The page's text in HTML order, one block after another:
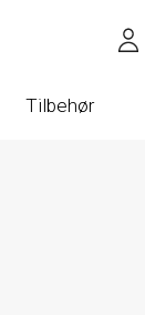
Tilbehør